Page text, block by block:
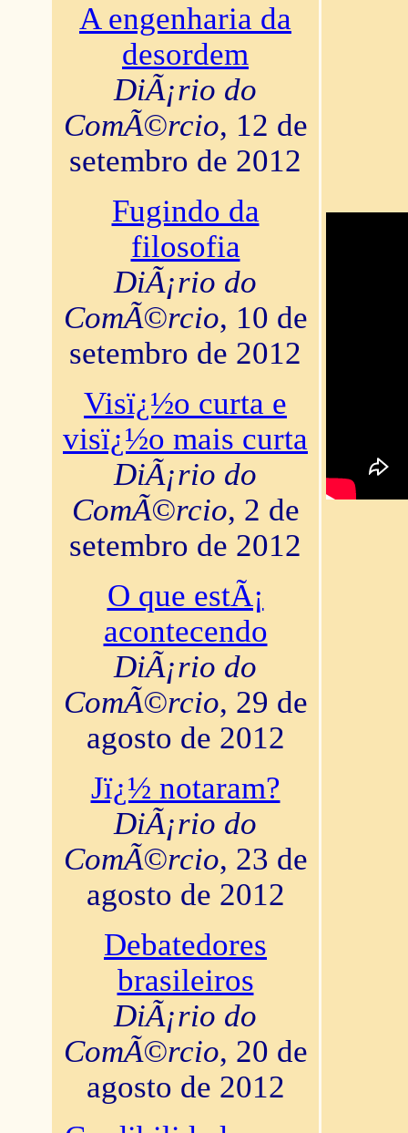
A engenharia da
desordem
DiÃ¡rio do
ComÃ©rcio, 12 de
setembro de 2012
Fugindo da
filosofia
DiÃ¡rio do
ComÃ©rcio, 10 de
setembro de 2012
Visï¿½o curta e
visï¿½o mais curta
DiÃ¡rio do
ComÃ©rcio, 2 de
setembro de 2012
O que estÃ¡
acontecendo
DiÃ¡rio do
ComÃ©rcio, 29 de
agosto de 2012
Jï¿½ notaram?
DiÃ¡rio do
ComÃ©rcio, 23 de
agosto de 2012
Debatedores
brasileiros
DiÃ¡rio do
ComÃ©rcio, 20 de
agosto de 2012